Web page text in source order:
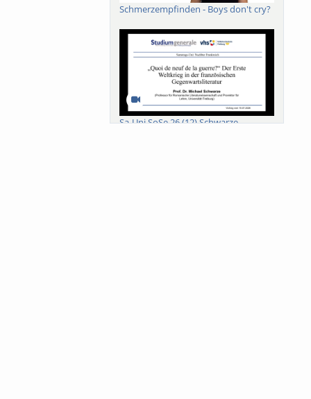
Schmerzempfinden - Boys don't cry?
Sa-Uni SoSe 26 (12) Schwarze